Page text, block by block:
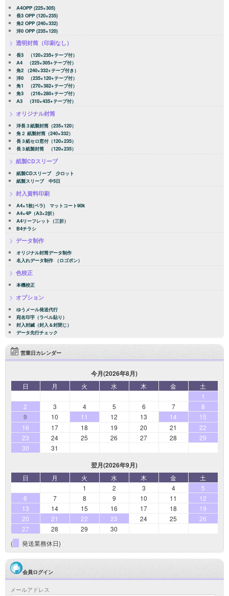
A4OPP (225×305)
長3 OPP (120×235)
角2 OPP (240×332)
洋0 OPP (235×120)
透明封筒（印刷なし）
長3 （120×235+テープ付）
A4 （225×305+テープ付）
角2 （240×332+テープ付き）
洋0 （235×120+テープ付）
角1 （270×382+テープ付）
角3 （216×280+テープ付）
A3 （310×435+テープ付）
オリジナル封筒
洋長３紙製封筒（235×120）
角２ 紙製封筒（240×332）
長３紙セロ窓付（120×235）
長３紙製封筒 （120×235）
紙製CDスリーブ
紙製CDスリーブ 少ロット
紙製スリーブ 中5日
封入資料印刷
A4×1枚(ペラ) マットコート90k
A4×4P（A3×2折）
A4リーフレット（三折）
B4チラシ
データ制作
オリジナル封筒データ制作
名入れデータ制作 （ロゴポン）
色校正
本機校正
オプション
ゆうメール発送代行
宛名印字（ラベル貼り）
封入封緘（封入＆封閉じ）
データ先行チェック
営業日カレンダー
今月(2026年8月)
日 月 火 水 木 金
土
1
2
3 4 5 6 7 8
9 10 11 12 13 14
15
16
17 18 19 20 21
22
23
24 25 26 27 28
29
30
31
翌月(2026年9月)
日 月 火 水 木 金
土
1
2 3 4
5
6
7 8 9 10 11
12
13
14 15 16 17 18
19
20
21 22 23 24 25
26
27
28 29
30
(
発送業務休日)
会員ログイン
メールアドレス